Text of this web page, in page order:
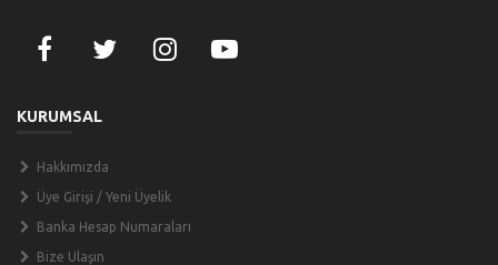
KURUMSAL
Hakkımızda
Üye Girişi / Yeni Üyelik
Banka Hesap Numaraları
Bize Ulaşın